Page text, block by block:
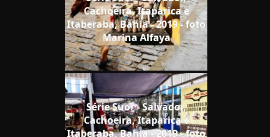
Cachoeira, Itaparica e
Itaberaba, Bahia - 2019 - foto
Marina Alfaya
Série Suor - Salvador,
Cachoeira, Itaparica e
Itaberaba, Bahia - 2019 - foto